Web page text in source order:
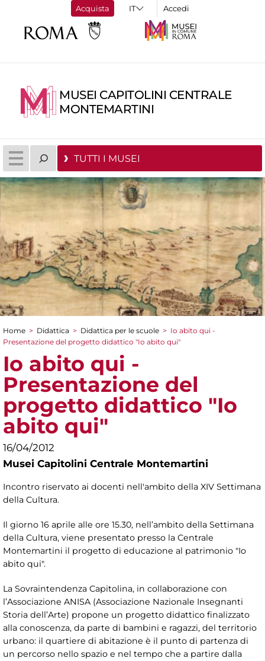
Acquista Accedi
MUSEI CAPITOLINI CENTRALE
MONTEMARTINI
TUTTI I MUSEI
Tu sei qui
Home > Didattica > Didattica per le scuole > Io abito qui -
Presentazione del progetto didattico "Io abito qui"
Io abito qui -
Presentazione del
progetto didattico "Io
abito qui"
16/04/2012
Musei Capitolini Centrale Montemartini
Incontro riservato ai docenti nell'ambito della XIV Settimana
della Cultura.
Il giorno 16 aprile alle ore 15.30, nell’ambito della Settimana
della Cultura, viene presentato presso la Centrale
Montemartini il progetto di educazione al patrimonio "Io
abito qui".
La Sovraintendenza Capitolina, in collaborazione con
l’Associazione ANISA (Associazione Nazionale Insegnanti
Storia dell’Arte) propone un progetto didattico finalizzato
alla conoscenza, da parte di bambini e ragazzi, del territorio
urbano: il quartiere di abitazione è il punto di partenza di
un percorso nello spazio e nel tempo che a partire dalla